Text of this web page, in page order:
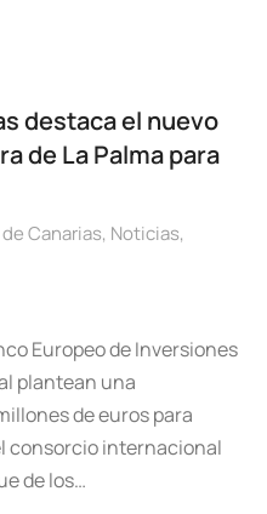
destaca el nuevo
de La Palma para
Canarias, Noticias,
Europeo de Inversiones
plantean una
de euros para
consorcio internacional
de los…